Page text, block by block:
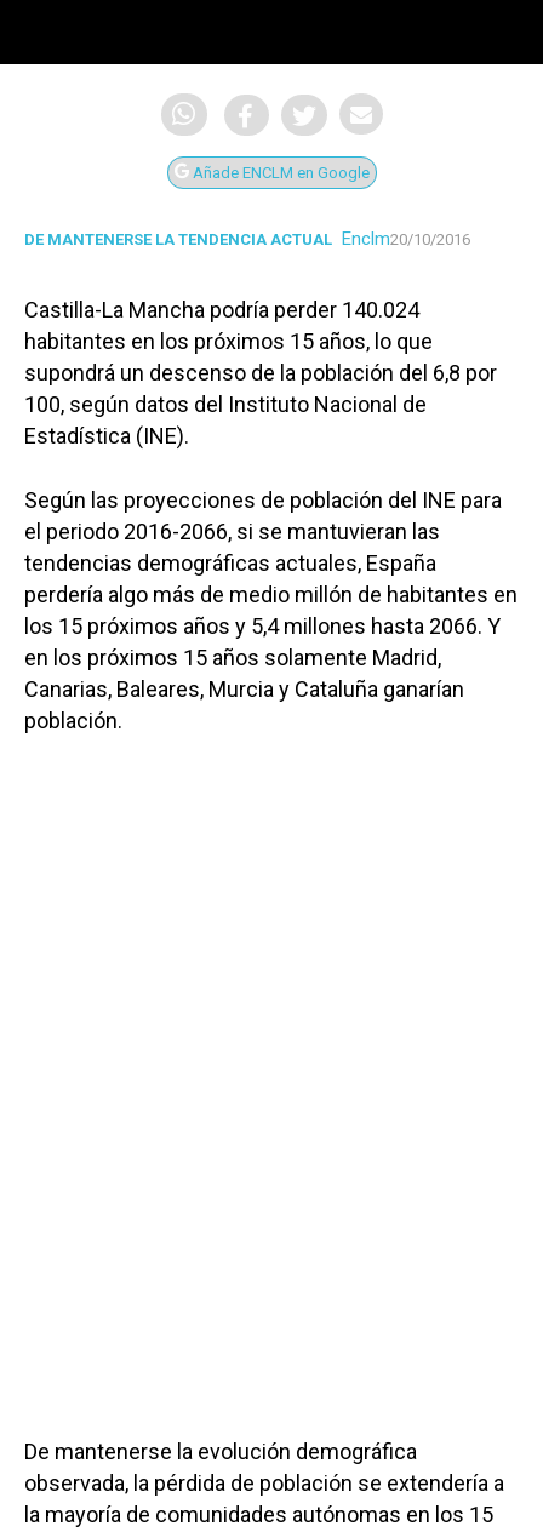
Añade ENCLM en Google
DE MANTENERSE LA TENDENCIA ACTUAL Enclm20/10/2016
Castilla-La Mancha podría perder 140.024
habitantes en los próximos 15 años, lo que
supondrá un descenso de la población del 6,8 por
100, según datos del Instituto Nacional de
Estadística (INE).
Según las proyecciones de población del INE para
el periodo 2016-2066, si se mantuvieran las
tendencias demográficas actuales, España
perdería algo más de medio millón de habitantes en
los 15 próximos años y 5,4 millones hasta 2066. Y
en los próximos 15 años solamente Madrid,
Canarias, Baleares, Murcia y Cataluña ganarían
población.
De mantenerse la evolución demográfica
observada, la pérdida de población se extendería a
la mayoría de comunidades autónomas en los 15